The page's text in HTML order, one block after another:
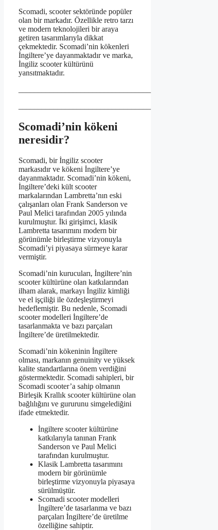
Scomadi, scooter sektöründe popüler
olan bir markadır. Özellikle retro tarzı
ve modern teknolojileri bir araya
getiren tasarımlarıyla dikkat
çekmektedir. Scomadi’nin kökenleri
İngiltere’ye dayanmaktadır ve marka,
İngiliz scooter kültürünü
yansıtmaktadır.
Scomadi’nin kökeni
neresidir?
Scomadi, bir İngiliz scooter
markasıdır ve kökeni İngiltere’ye
dayanmaktadır. Scomadi’nin kökeni,
İngiltere’deki kült scooter
markalarından Lambretta’nın eski
çalışanları olan Frank Sanderson ve
Paul Melici tarafından 2005 yılında
kurulmuştur. İki girişimci, klasik
Lambretta tasarımını modern bir
görünümle birleştirme vizyonuyla
Scomadi’yi piyasaya sürmeye karar
vermiştir.
Scomadi’nin kurucuları, İngiltere’nin
scooter kültürüne olan katkılarından
ilham alarak, markayı İngiliz kimliği
ve el işçiliği ile özdeşleştirmeyi
hedeflemiştir. Bu nedenle, Scomadi
scooter modelleri İngiltere’de
tasarlanmakta ve bazı parçaları
İngiltere’de üretilmektedir.
Scomadi’nin kökeninin İngiltere
olması, markanın genuinity ve yüksek
kalite standartlarına önem verdiğini
göstermektedir. Scomadi sahipleri, bir
Scomadi scooter’a sahip olmanın
Birleşik Krallık scooter kültürüne olan
bağlılığını ve gururunu simgelediğini
ifade etmektedir.
İngiltere scooter kültürüne
katkılarıyla tanınan Frank
Sanderson ve Paul Melici
tarafından kurulmuştur.
Klasik Lambretta tasarımını
modern bir görünümle
birleştirme vizyonuyla piyasaya
sürülmüştür.
Scomadi scooter modelleri
İngiltere’de tasarlanma ve bazı
parçaları İngiltere’de üretilme
özelliğine sahiptir.